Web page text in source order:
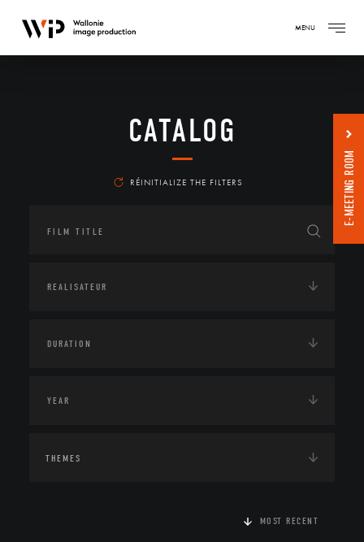
MENU
CATALOG
RÉINITIALIZE THE FILTERS
THEMES
MOST RECENT
E-MEETING ROOM